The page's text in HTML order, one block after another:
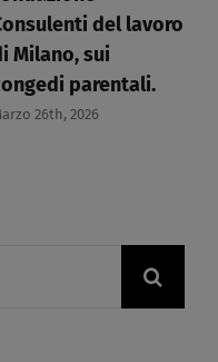
del lavoro
Milano, sui
parentali.​
26th, 2026